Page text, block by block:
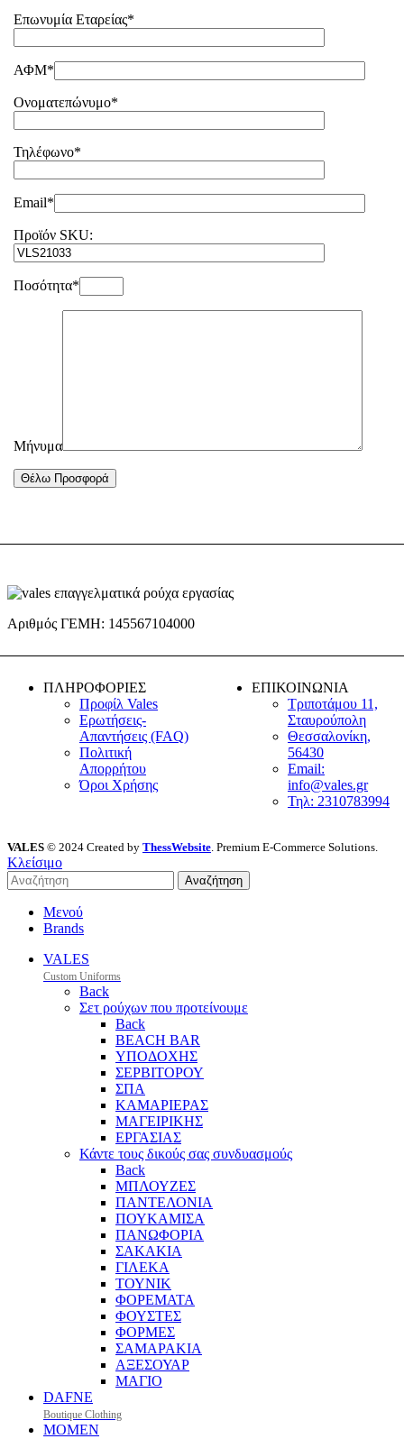
Επωνυμία Εταρείας*
ΑΦΜ*
Ονοματεπώνυμο*
Τηλέφωνο*
Email*
Προϊόν SKU:
Ποσότητα*
Μήνυμα
Αριθμός ΓΕΜΗ: 145567104000
ΠΛΗΡΟΦΟΡΙΕΣ
Προφίλ Vales
Ερωτήσεις-
Απαντήσεις (FAQ)
Πολιτική
Απορρήτου
Όροι Χρήσης
ΕΠΙΚΟΙΝΩΝΙΑ
Τριποτάμου 11,
Σταυρούπολη
Θεσσαλονίκη,
56430
Email:
info@vales.gr
Τηλ: 2310783994
VALES © 2024 Created by ThessWebsite . Premium E-Commerce Solutions.
Κλείσιμο
Αναζήτηση
Μενού
Brands
VALES
Custom Uniforms
Back
Σετ ρούχων που προτείνουμε
Back
BEACH BAR
ΥΠΟΔΟΧΗΣ
ΣΕΡΒΙΤΟΡΟΥ
ΣΠΑ
ΚΑΜΑΡΙΕΡΑΣ
ΜΑΓΕΙΡΙΚΗΣ
ΕΡΓΑΣΙΑΣ
Κάντε τους δικούς σας συνδυασμούς
Back
ΜΠΛΟΥΖΕΣ
ΠΑΝΤΕΛΟΝΙΑ
ΠΟΥΚΑΜΙΣΑ
ΠΑΝΩΦΟΡΙΑ
ΣΑΚΑΚΙΑ
ΓΙΛΕΚΑ
ΤΟΥΝΙΚ
ΦΟΡΕΜΑΤΑ
ΦΟΥΣΤΕΣ
ΦΟΡΜΕΣ
ΣΑΜΑΡΑΚΙΑ
ΑΞΕΣΟΥΑΡ
ΜΑΓΙΟ
DAFNE
Boutique Clothing
MOMEN